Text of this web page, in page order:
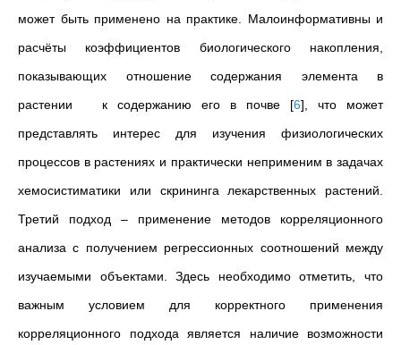
может быть применено на практике. Малоинформативны и
расчёты коэффициентов биологического накопления,
показывающих отношение содержания элемента в
растении к содержанию его в почве [6] , что может
представлять интерес для изучения физиологических
процессов в растениях и практически неприменим в задачах
хемосистиматики или скрининга лекарственных растений.
Третий подход – применение методов корреляционного
анализа с получением регрессионных соотношений между
изучаемыми объектами. Здесь необходимо отметить, что
важным условием для корректного применения
корреляционного подхода является наличие возможности